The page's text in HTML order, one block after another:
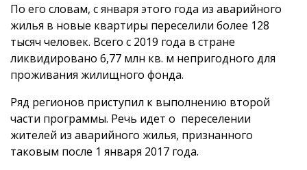
По его словам, с января этого года из аварийного
жилья в новые квартиры переселили более 128
тысяч человек. Всего с 2019 года в стране
ликвидировано 6,77 млн кв. м непригодного для
проживания жилищного фонда.
Ряд регионов приступил к выполнению второй
части программы. Речь идет о переселении
жителей из аварийного жилья, признанного
таковым после 1 января 2017 года.